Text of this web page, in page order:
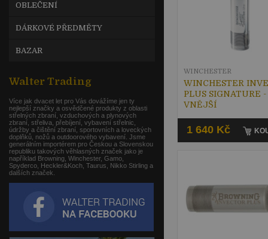
WINCHESTER
PLUS SIGNATURE -
VNĚJŠÍ
WINCHESTER
1 640 Kč
OBLEČENÍ
DÁRKOVÉ PŘEDMĚTY
BAZAR
Walter Trading
Více jak dvacet let pro Vás dovážíme jen ty
nejlepší značky a osvědčené produkty z oblasti
střelných zbraní, vzduchových a plynových
zbraní, střeliva, přebíjení, vybavení střelnic,
údržby a čištění zbraní, sportovních a loveckých
doplňků, nožů a outdoorového vybavení. Jsme
generálním importérem pro Českou a Slovenskou
republiku takových věhlasných značek jako je
například Browning, Winchester, Gamo,
Spyderco, Heckler&Koch, Taurus, Nikko Stirling a
dalších značek.